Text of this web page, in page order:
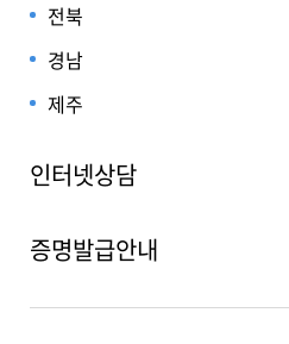
전북
경남
제주
인터넷상담
증명발급안내